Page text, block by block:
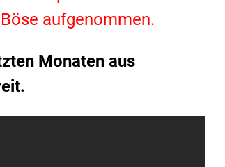
aufgenommen.
Monaten aus